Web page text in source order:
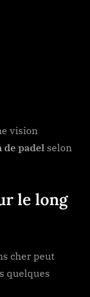
vision
padel selon
le long
cher peut
quelques